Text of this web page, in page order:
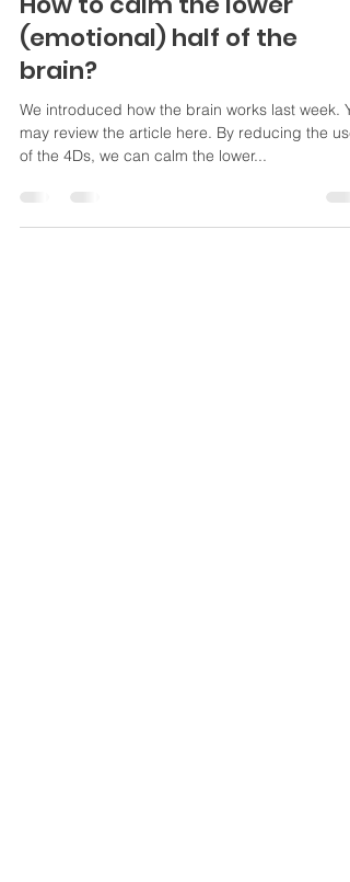
JUST FEEL感講
Oct 19, 2022
1 min read
How to calm the lower
(emotional) half of the
brain?
We introduced how the brain works last week.
of the 4Ds, we can calm the lower...